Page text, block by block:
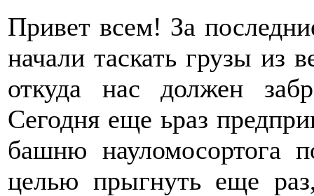
Привет всем! За
начали таскать грузы из
откуда нас должен
Сегодня еще ьраз
башню науломосортога
целью прыгнуть еще